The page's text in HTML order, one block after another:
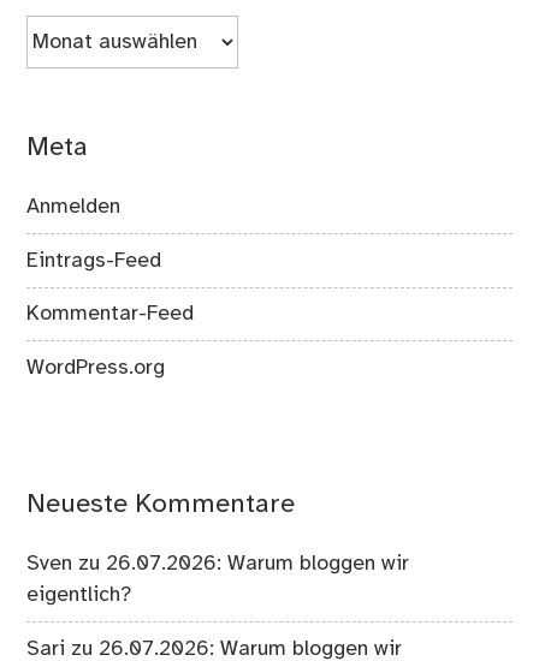
Archiv
Meta
Anmelden
Eintrags-Feed
Kommentar-Feed
WordPress.org
Neueste Kommentare
Sven zu 26.07.2026: Warum bloggen wir
eigentlich?
Sari zu 26.07.2026: Warum bloggen wir